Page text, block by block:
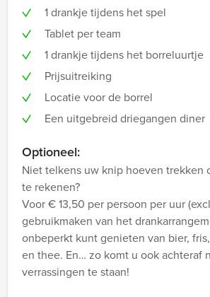
1 drankje tijdens het spel
Tablet per team
1 drankje tijdens het borreluurtje
Prijsuitreiking
Locatie voor de borrel
Een uitgebreid driegangen diner
Optioneel:
Niet telkens uw knip hoeven trekken
te rekenen?
Voor € 13,50 per persoon per uur
gebruikmaken van het
onbeperkt kunt genieten van bier,
en thee. En… zo komt u ook achteraf
verrassingen te staan!